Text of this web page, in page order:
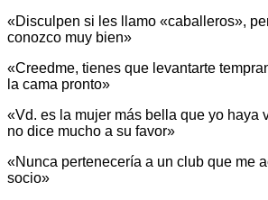
«Disculpen si les llamo «caballeros»,
conozco muy bien»
«Creedme, tienes que levantarte
la cama pronto»
«Vd. es la mujer más bella que yo haya
no dice mucho a su favor»
«Nunca pertenecería a un club que me
socio»